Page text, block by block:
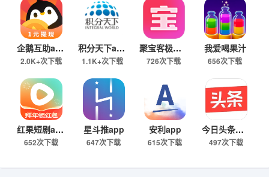
企鹅互助app
2.0K+次下载
积分天下app
1.1K+次下载
聚宝客极速版
726次下载
我爱喝果汁
656次下载
红果短剧app
652次下载
星斗推app
647次下载
安利app
615次下载
今日头条极速版下载
497次下载